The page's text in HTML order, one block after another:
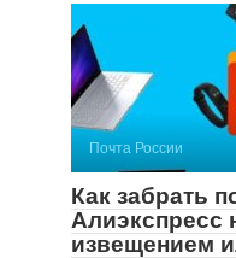
Почта России
Как забрать
Алиэкспресс
извещением